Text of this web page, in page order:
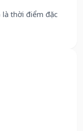
là thời điểm đặc